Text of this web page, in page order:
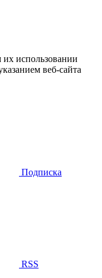
использовании
веб-сайта
Подписка
RSS